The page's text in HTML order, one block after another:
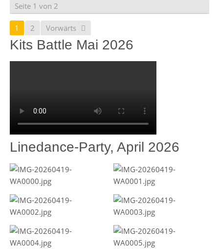
Seite 1 von 2
1 2 Vorwärts
Kits Battle Mai 2026
Linedance-Party, April 2026